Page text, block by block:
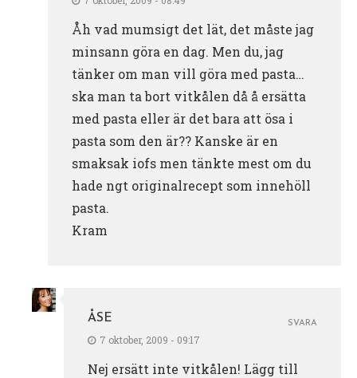
Åh vad mumsigt det lät, det måste jag
minsann göra en dag. Men du, jag
tänker om man vill göra med pasta…
ska man ta bort vitkålen då å ersätta
med pasta eller är det bara att ösa i
pasta som den är?? Kanske är en
smaksak iofs men tänkte mest om du
hade ngt originalrecept som innehöll
pasta.
Kram
ÅSE
7 oktober, 2009 - 09:17
Nej ersätt inte vitkålen! Lägg till
SVARA